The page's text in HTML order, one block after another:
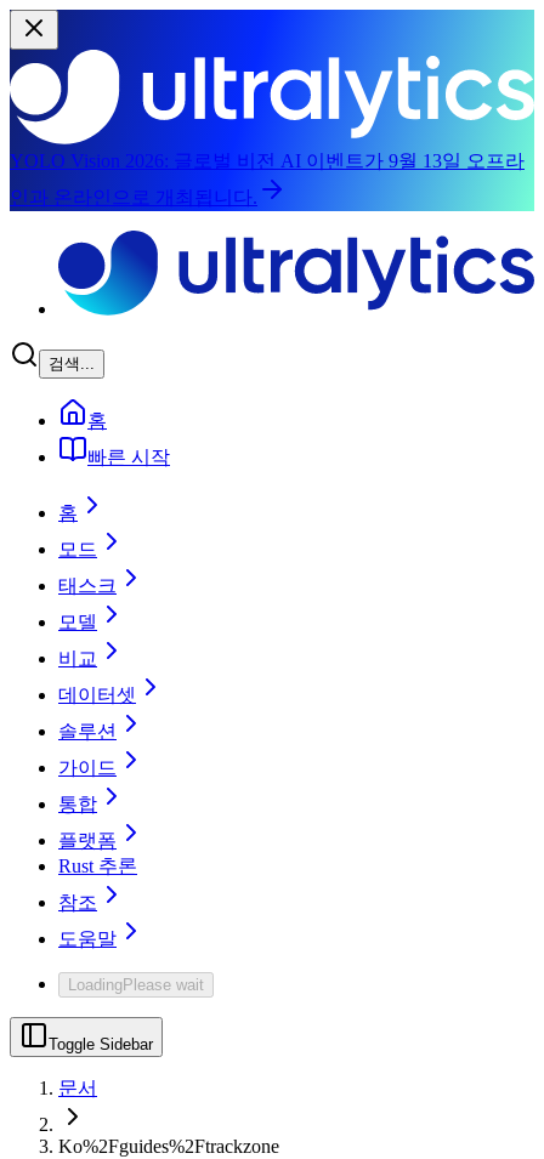
YOLO Vision 2026: 글로벌 비전 AI 이벤트가 9월 13일 오프라
인과 온라인으로 개최됩니다.
검색...
홈
빠른 시작
홈
모드
태스크
모델
비교
데이터셋
솔루션
가이드
통합
플랫폼
Rust 추론
참조
도움말
LoadingPlease wait
Toggle Sidebar
문서
Ko%2Fguides%2Ftrackzone